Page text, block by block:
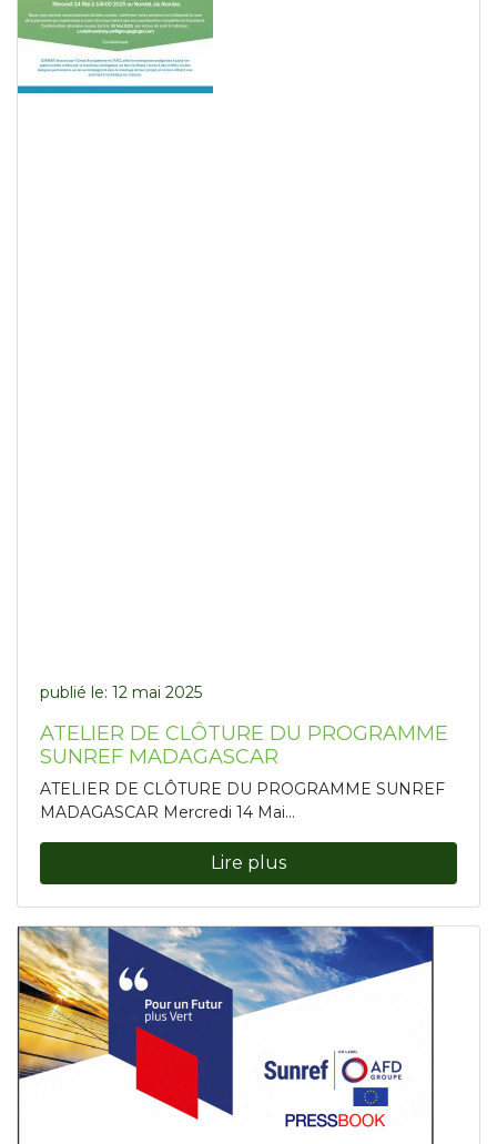
publié le: 12 mai 2025
ATELIER DE CLÔTURE DU PROGRAMME
SUNREF MADAGASCAR
ATELIER DE CLÔTURE DU PROGRAMME SUNREF
MADAGASCAR Mercredi 14 Mai...
Lire plus